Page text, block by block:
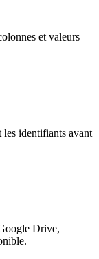
et valeurs
les identifiants avant
Drive,